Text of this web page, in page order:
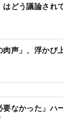
どう議論され
声」、浮かび
要なかった」ハ